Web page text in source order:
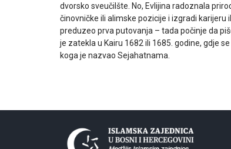
dvorsko sveučilšte. No, Evlijina radoznala
činovničke ili alimske pozicije i izgradi karijeru
preduzeo prva putovanja – tada počinje da
je zatekla u Kairu 1682 ili 1685. godine, gdje
koga je nazvao Sejahatnama.